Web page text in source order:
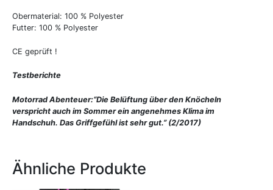
Obermaterial: 100 % Polyester
Futter: 100 % Polyester
CE geprüft !
Testberichte
Motorrad Abenteuer:“Die Belüftung über den Knöcheln
verspricht auch im Sommer ein angenehmes Klima im
Handschuh. Das Griffgefühl ist sehr gut.” (2/2017)
Ähnliche Produkte